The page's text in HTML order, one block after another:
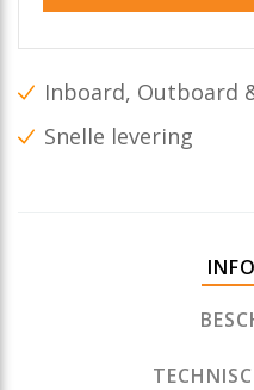
Inboard, Outboard
Snelle levering